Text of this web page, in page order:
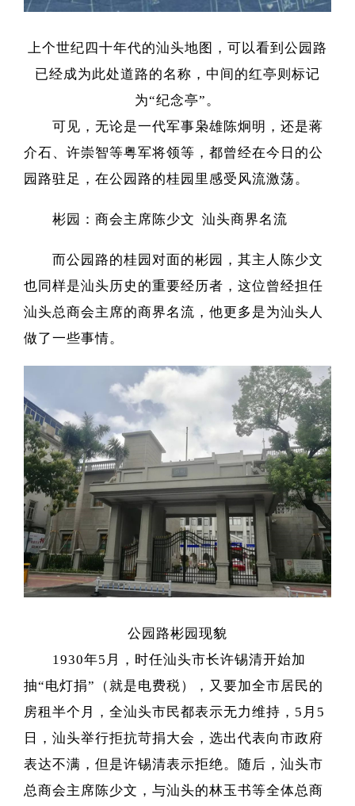
上个世纪四十年代的汕头地图，可以看到公园路
已经成为此处道路的名称，中间的红亭则标记
为“纪念亭”。
可见，无论是一代军事枭雄陈炯明，还是蒋
介石、许崇智等粤军将领等，都曾经在今日的公
园路驻足，在公园路的桂园里感受风流激荡。
彬园：商会主席陈少文 汕头商界名流
而公园路的桂园对面的彬园，其主人陈少文
也同样是汕头历史的重要经历者，这位曾经担任
汕头总商会主席的商界名流，他更多是为汕头人
做了一些事情。
公园路彬园现貌
1930年5月，时任汕头市长许锡清开始加
抽“电灯捐”（就是电费税），又要加全市居民的
房租半个月，全汕头市民都表示无力维持，5月5
日，汕头举行拒抗苛捐大会，选出代表向市政府
表达不满，但是许锡清表示拒绝。随后，汕头市
总商会主席陈少文，与汕头的林玉书等全体总商